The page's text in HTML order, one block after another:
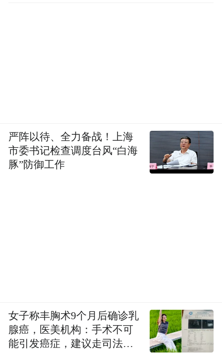
严阵以待、全力备战！上海
市委书记检查调度台风“白海
豚”防御工作
女子称丰胸术9个月后确诊乳
腺癌，医美机构：手术不可
能引发癌症，建议走司法途